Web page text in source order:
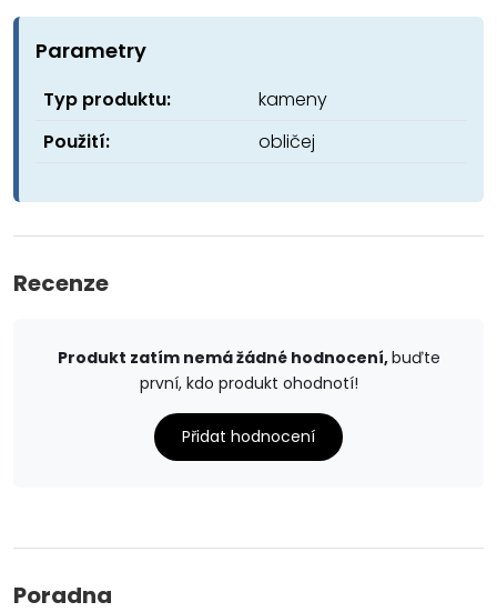
Parametry
Typ produktu:
kameny
Použití:
obličej
Recenze
Produkt zatím nemá žádné hodnocení,buďte
první, kdo produkt ohodnotí!
Přidat hodnocení
Poradna